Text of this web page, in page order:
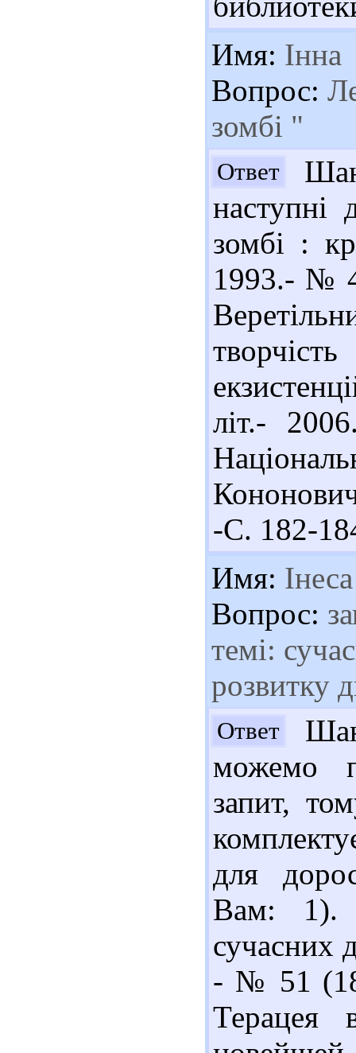
Имя: Інна
Вопрос:
зомбі "
Ответ
зомбі :
1993.- №
літ.-
-С. 182-
Имя: Інеса
Вопрос:
темі:
розвитку
Ответ
можемо
запит,
для
Вам: 1).
сучасних
- № 51
Терацея